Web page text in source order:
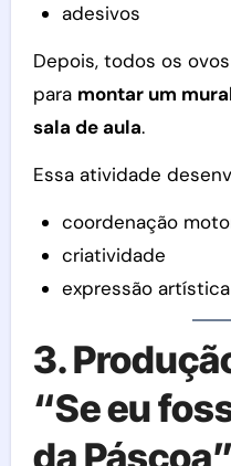
adesivos
Depois, todos os
para montar um
sala de aula.
Essa atividade
coordenação
criatividade
expressão artística
3.
“Se eu
da Páscoa”